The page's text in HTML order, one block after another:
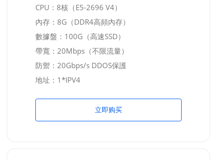
CPU：8核（E5-2696 V4）
內存：8G（DDR4高頻內存）
數據盤：100G（高速SSD）
帶寬：20Mbps（不限流量）
防禦：20Gbps/s DDOS保護
地址：1*IPV4
立即购买